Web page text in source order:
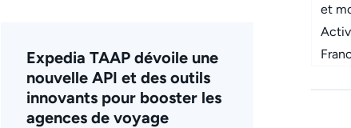
Expedia TAAP dévoile une
nouvelle API et des outils
innovants pour booster les
agences de voyage
et